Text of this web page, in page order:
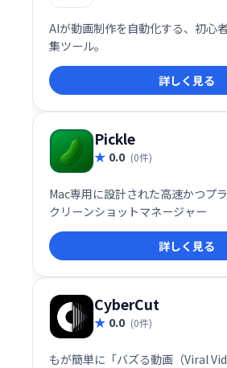
AIが動画制作を自動化する、初心
集ツール。
詳しく見る
Pickle
0.0 (0件)
Mac専用に設計された高速かつプ
クリーンショットマネージャー
詳しく見る
CyberCut
0.0 (0件)
もが簡単に「バズる動画（Viral